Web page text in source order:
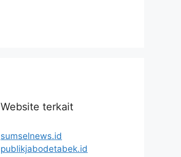
Website terkait
sumselnews.id
publikjabodetabek.id